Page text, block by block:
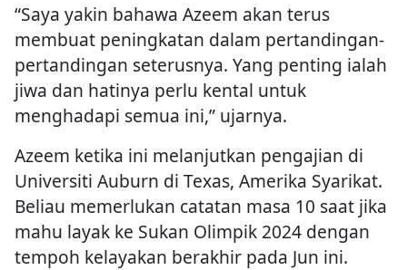
“Saya yakin bahawa Azeem akan terus
membuat peningkatan dalam pertandingan-
pertandingan seterusnya. Yang penting ialah
jiwa dan hatinya perlu kental untuk
menghadapi semua ini,” ujarnya.
Azeem ketika ini melanjutkan pengajian di
Universiti Auburn di Texas, Amerika Syarikat.
Beliau memerlukan catatan masa 10 saat jika
mahu layak ke Sukan Olimpik 2024 dengan
tempoh kelayakan berakhir pada Jun ini.